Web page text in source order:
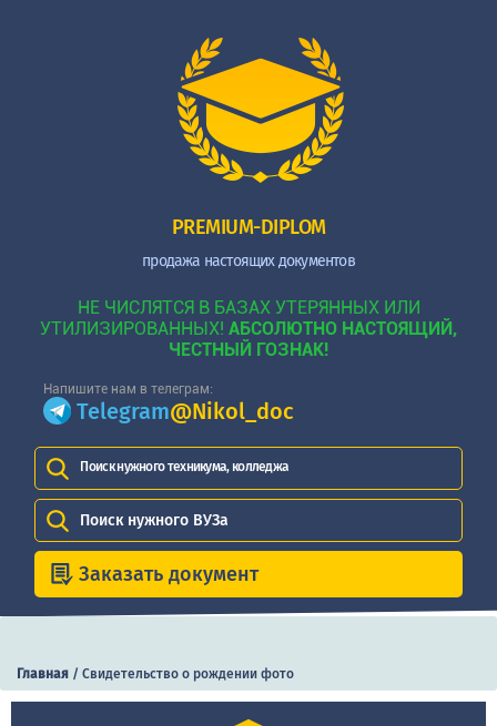
PREMIUM-DIPLOM
продажа настоящих документов
НЕ ЧИСЛЯТСЯ В БАЗАХ УТЕРЯННЫХ ИЛИ
УТИЛИЗИРОВАННЫХ! АБСОЛЮТНО НАСТОЯЩИЙ,
ЧЕСТНЫЙ ГОЗНАК!
Напишите нам в телеграм:
Telegram@Nikol_doc
Поиск нужного техникума, колледжа
Поиск нужного ВУЗа
Заказать документ
Главная / Свидетельство о рождении фото